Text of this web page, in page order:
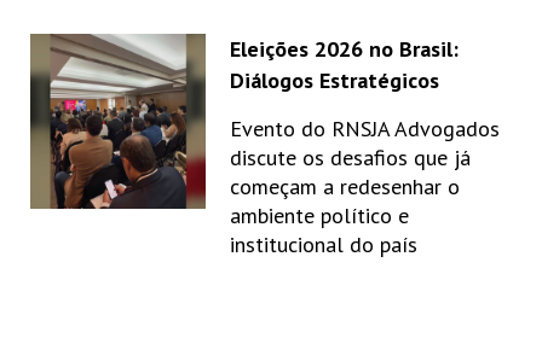
Eleições 2026 no Brasil:
Diálogos Estratégicos
Evento do RNSJA Advogados
discute os desafios que já
começam a redesenhar o
ambiente político e
institucional do país